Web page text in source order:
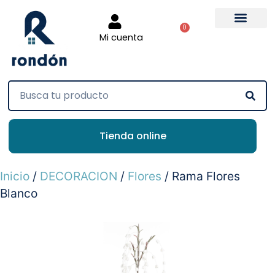
Mi cuenta
0
Tienda online
Inicio / DECORACION / Flores / Rama Flores
Blanco